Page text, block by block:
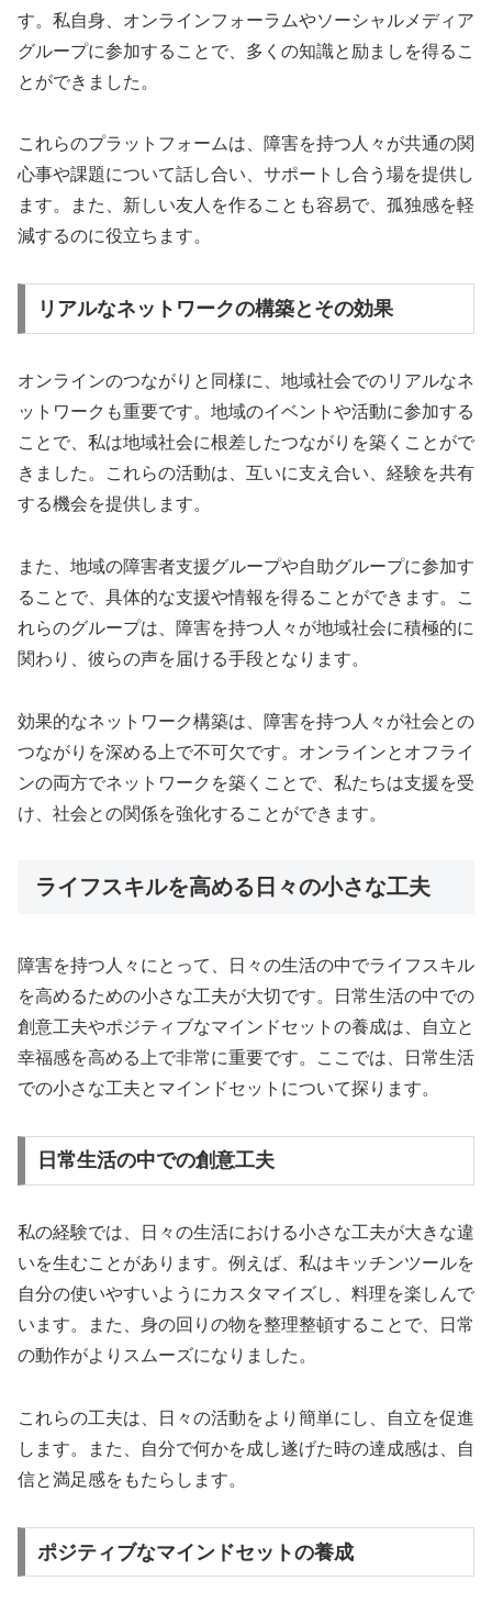
す。私自身、オンラインフォーラムやソーシャルメディア
グループに参加することで、多くの知識と励ましを得るこ
とができました。
これらのプラットフォームは、障害を持つ人々が共通の関
心事や課題について話し合い、サポートし合う場を提供し
ます。また、新しい友人を作ることも容易で、孤独感を軽
減するのに役立ちます。
リアルなネットワークの構築とその効果
オンラインのつながりと同様に、地域社会でのリアルなネ
ットワークも重要です。地域のイベントや活動に参加する
ことで、私は地域社会に根差したつながりを築くことがで
きました。これらの活動は、互いに支え合い、経験を共有
する機会を提供します。
また、地域の障害者支援グループや自助グループに参加す
ることで、具体的な支援や情報を得ることができます。こ
れらのグループは、障害を持つ人々が地域社会に積極的に
関わり、彼らの声を届ける手段となります。
効果的なネットワーク構築は、障害を持つ人々が社会との
つながりを深める上で不可欠です。オンラインとオフライ
ンの両方でネットワークを築くことで、私たちは支援を受
け、社会との関係を強化することができます。
ライフスキルを高める日々の小さな工夫
障害を持つ人々にとって、日々の生活の中でライフスキル
を高めるための小さな工夫が大切です。日常生活の中での
創意工夫やポジティブなマインドセットの養成は、自立と
幸福感を高める上で非常に重要です。ここでは、日常生活
での小さな工夫とマインドセットについて探ります。
日常生活の中での創意工夫
私の経験では、日々の生活における小さな工夫が大きな違
いを生むことがあります。例えば、私はキッチンツールを
自分の使いやすいようにカスタマイズし、料理を楽しんで
います。また、身の回りの物を整理整頓することで、日常
の動作がよりスムーズになりました。
これらの工夫は、日々の活動をより簡単にし、自立を促進
します。また、自分で何かを成し遂げた時の達成感は、自
信と満足感をもたらします。
ポジティブなマインドセットの養成